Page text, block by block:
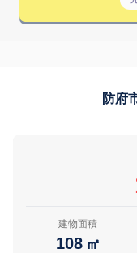
防府
建物面積
108 ㎡